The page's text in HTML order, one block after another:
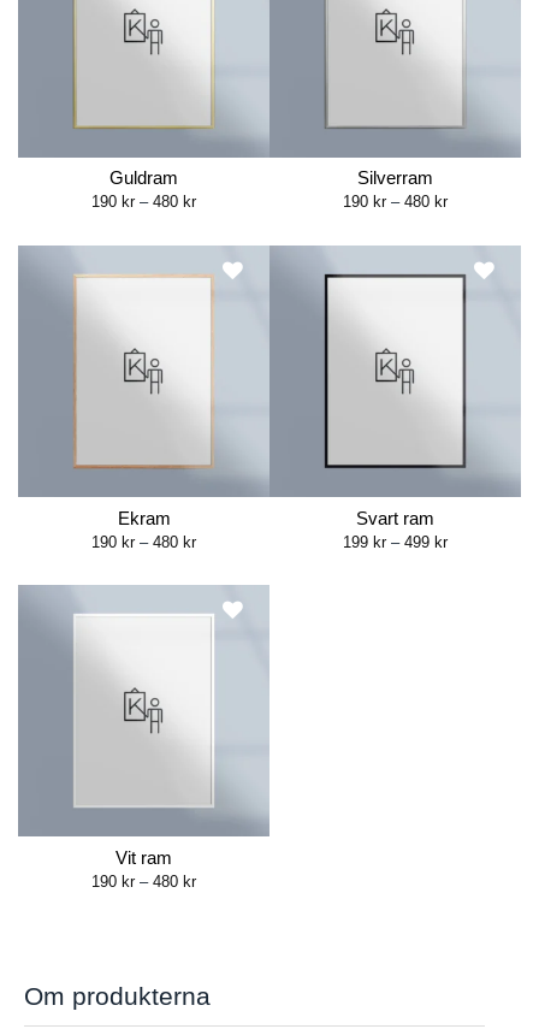
Guldram
190 kr – 480 krPrice
through
480 kr
Silverram
190 kr – 480 krPrice
through
480 kr
Ekram
190 kr – 480 krPrice
through
480 kr
Svart ram
199 kr – 499 krPrice
Vit ram
190 kr – 480 krPrice
Om produkterna